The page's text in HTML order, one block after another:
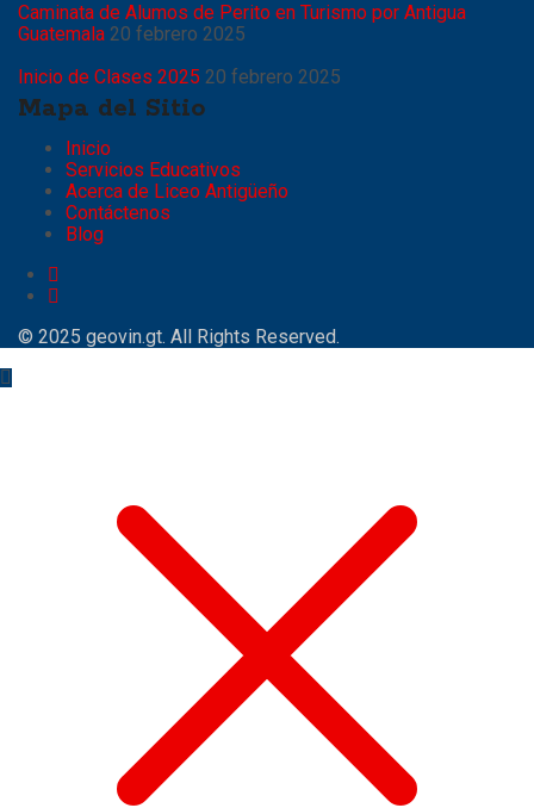
Caminata de Alumos de Perito en Turismo por Antigua
Guatemala 20 febrero 2025
Inicio de Clases 2025 20 febrero 2025
Mapa del Sitio
Inicio
Servicios Educativos
Acerca de Liceo Antigüeño
Contáctenos
Blog
© 2025 geovin.gt. All Rights Reserved.